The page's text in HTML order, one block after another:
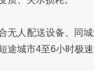
无人配送设备、同
途城市4至6小时极